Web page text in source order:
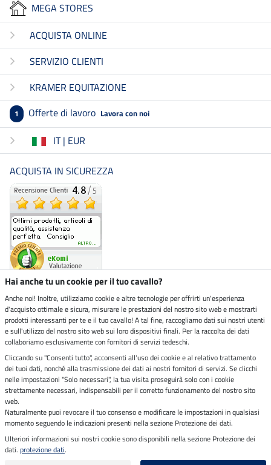
MEGA STORES
ACQUISTA ONLINE
SERVIZIO CLIENTI
KRAMER EQUITAZIONE
1 Offerte di lavoro Lavora con noi
IT | EUR
ACQUISTA IN SICUREZZA
Negozio ecosostenibile
Spedizioni tramite
Paga in sicurezza con
Note legali
Ultimo aggiornamento il 07.08.2026 alle 14:43
Hai anche tu un cookie per il tuo cavallo?
Anche noi! Inoltre, utilizziamo cookie e altre tecnologie per offrirti un'esperienza
d'acquisto ottimale e sicura, misurare le prestazioni del nostro sito web e mostrarti
prodotti interessanti per te e il tuo cavallo! A tal fine, raccogliamo dati sui nostri utenti
e sull'utilizzo del nostro sito web sui loro dispositivi finali. Per la raccolta dei dati
collaboriamo esclusivamente con fornitori di servizi tedeschi.
Cliccando su "Consenti tutto", acconsenti all'uso dei cookie e al relativo trattamento
dei tuoi dati, nonché alla trasmissione dei dati ai nostri fornitori di servizi. Se clicchi
nelle impostazioni "Solo necessari", la tua visita proseguirà solo con i cookie
strettamente necessari, indispensabili per il corretto funzionamento del nostro sito
web.
Naturalmente puoi revocare il tuo consenso e modificare le impostazioni in qualsiasi
momento seguendo le indicazioni presenti nella sezione Protezione dei dati.
Ulteriori informazioni sui nostri cookie sono disponibili nella sezione Protezione dei
dati. protezione dati.